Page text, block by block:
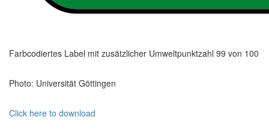
Farbcodiertes Label mit zusätzlicher Umweltpunktzahl 99 von 100
Photo: Universität Göttingen
Click here to download